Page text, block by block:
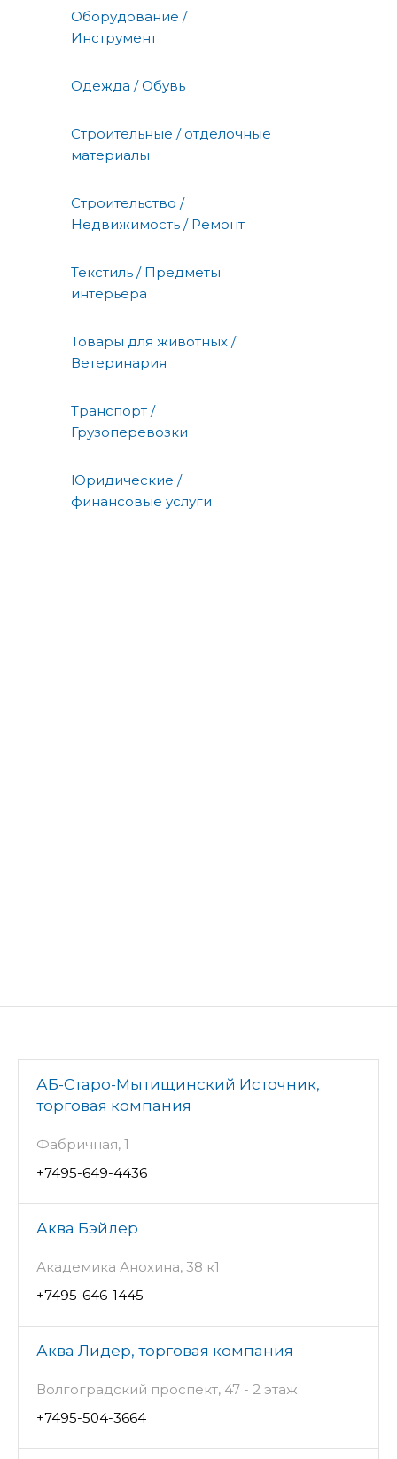
Оборудование /
Инструмент
Одежда / Обувь
Строительные / отделочные
материалы
Строительство /
Недвижимость / Ремонт
Текстиль / Предметы
интерьера
Товары для животных /
Ветеринария
Транспорт /
Грузоперевозки
Юридические /
финансовые услуги
АБ-Старо-Мытищинский Источник,
торговая компания
Фабричная, 1
+7495-649-4436
Аква Бэйлер
Академика Анохина, 38 к1
+7495-646-1445
Аква Лидер, торговая компания
Волгоградский проспект, 47 - 2 этаж
+7495-504-3664